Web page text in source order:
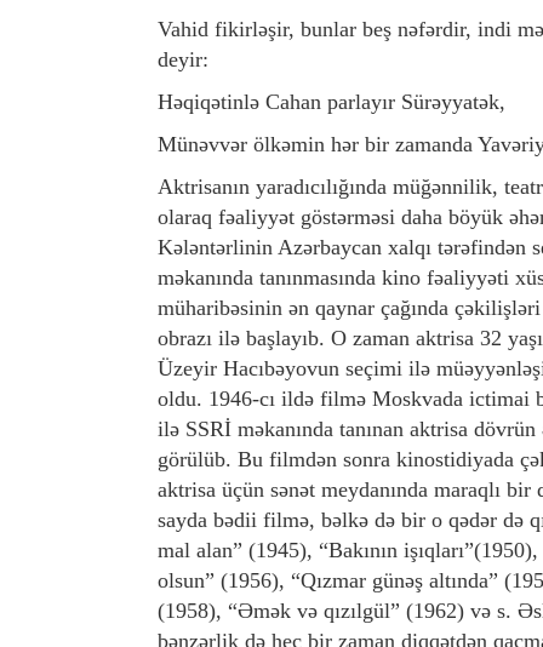
Vahid fikirləşir, bunlar beş nəfərdir, indi
deyir:
Həqiqətinlə Cahan parlayır Sürəyyatək,
Münəvvər ölkəmin hər bir zamanda
Aktrisanın yaradıcılığında müğənnilik,
olaraq fəaliyyət göstərməsi daha böyük
Kələntərlinin Azərbaycan xalqı tərəfindən
məkanında tanınmasında kino fəaliyyəti
müharibəsinin ən qaynar çağında
obrazı ilə başlayıb. O zaman aktrisa 32
Üzeyir Hacıbəyovun seçimi ilə
oldu. 1946-cı ildə filmə Moskvada ictimai
ilə SSRİ məkanında tanınan aktrisa
görülüb. Bu filmdən sonra kinostidiyada
aktrisa üçün sənət meydanında maraqlı
sayda bədii filmə, bəlkə də bir o qədər də
mal alan” (1945), “Bakının
olsun” (1956), “Qızmar günəş altında”
(1958), “Əmək və qızılgül” (1962) və s.
bənzərlik də heç bir zaman diqqətdən